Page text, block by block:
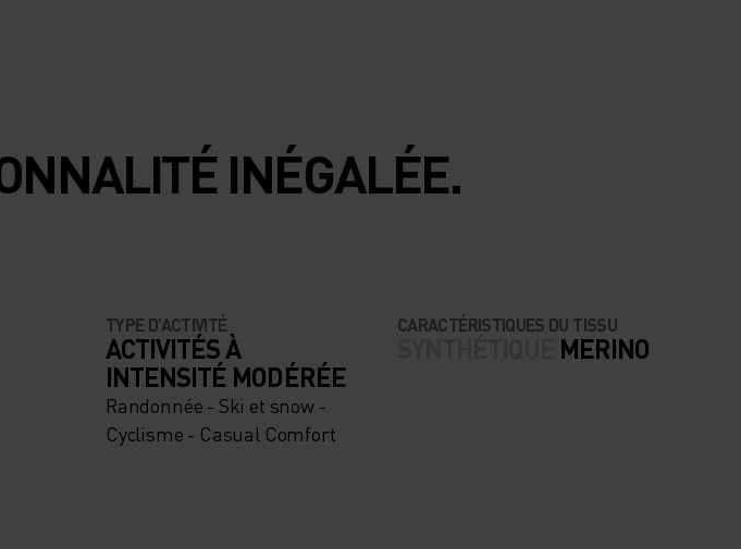
INÉGALÉE.
TYPE D’ACTIVITÉ
ACTIVITÉS À
INTENSITÉ MODÉRÉE
Randonnée - Ski et snow -
Cyclisme - Casual Comfort
CARACTÉRISTIQUES DU TISSU
MERINO